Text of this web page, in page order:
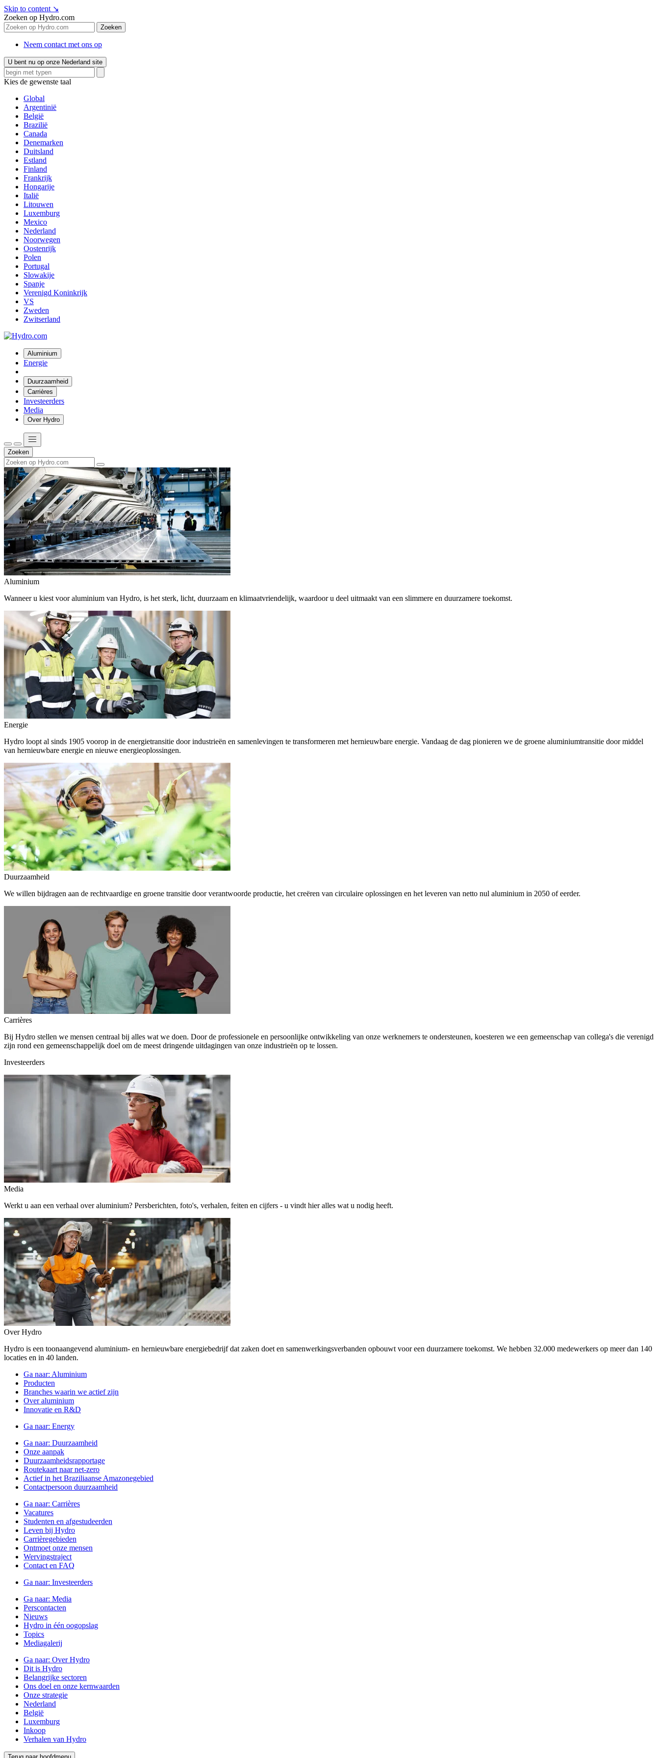
Skip to content ↘
Zoeken op Hydro.com
Zoeken
Neem contact met ons op
U bent nu op onze Nederland site
Kies de gewenste taal
Global
Argentinië
België
Brazilië
Canada
Denemarken
Duitsland
Estland
Finland
Frankrijk
Hongarije
Italië
Litouwen
Luxemburg
Mexico
Nederland
Noorwegen
Oostenrijk
Polen
Portugal
Slowakije
Spanje
Verenigd Koninkrijk
VS
Zweden
Zwitserland
Aluminium
Energie
Duurzaamheid
Carrières
Investeerders
Media
Over Hydro
Zoeken
Aluminium
Wanneer u kiest voor aluminium van Hydro, is het sterk, licht, duurzaam en klimaatvriendelijk, waardoor u deel uitmaakt van een slimmere en duurzamere toekomst.
Energie
Hydro loopt al sinds 1905 voorop in de energietransitie door industrieën en samenlevingen te transformeren met hernieuwbare energie. Vandaag de dag pionieren we de groene aluminiumtransitie door middel
van hernieuwbare energie en nieuwe energieoplossingen.
Duurzaamheid
We willen bijdragen aan de rechtvaardige en groene transitie door verantwoorde productie, het creëren van circulaire oplossingen en het leveren van netto nul aluminium in 2050 of eerder.
Carrières
Bij Hydro stellen we mensen centraal bij alles wat we doen. Door de professionele en persoonlijke ontwikkeling van onze werknemers te ondersteunen, koesteren we een gemeenschap van collega's die verenigd
zijn rond een gemeenschappelijk doel om de meest dringende uitdagingen van onze industrieën op te lossen.
Investeerders
Media
Werkt u aan een verhaal over aluminium? Persberichten, foto's, verhalen, feiten en cijfers - u vindt hier alles wat u nodig heeft.
Over Hydro
Hydro is een toonaangevend aluminium- en hernieuwbare energiebedrijf dat zaken doet en samenwerkingsverbanden opbouwt voor een duurzamere toekomst. We hebben 32.000 medewerkers op meer dan 140
locaties en in 40 landen.
Ga naar: Aluminium
Producten
Branches waarin we actief zijn
Over aluminium
Innovatie en R&D
Ga naar: Energy
Ga naar: Duurzaamheid
Onze aanpak
Duurzaamheidsrapportage
Routekaart naar net-zero
Actief in het Braziliaanse Amazonegebied
Contactpersoon duurzaamheid
Ga naar: Carrières
Vacatures
Studenten en afgestudeerden
Leven bij Hydro
Carrièregebieden
Ontmoet onze mensen
Wervingstraject
Contact en FAQ
Ga naar: Investeerders
Ga naar: Media
Perscontacten
Nieuws
Hydro in één oogopslag
Topics
Mediagalerij
Ga naar: Over Hydro
Dit is Hydro
Belangrijke sectoren
Ons doel en onze kernwaarden
Onze strategie
Nederland
België
Luxemburg
Inkoop
Verhalen van Hydro